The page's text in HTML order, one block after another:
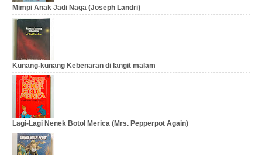
Mimpi Anak Jadi Naga (Joseph Landri)
Kunang-kunang Kebenaran di langit malam
Lagi-Lagi Nenek Botol Merica (Mrs. Pepperpot Again)